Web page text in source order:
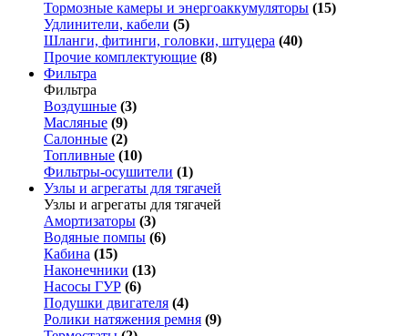
Тормозные камеры и энергоаккумуляторы (15)
Удлинители, кабели (5)
Шланги, фитинги, головки, штуцера (40)
Прочие комплектующие (8)
Фильтра
Фильтра
Воздушные (3)
Масляные (9)
Салонные (2)
Топливные (10)
Фильтры-осушители (1)
Узлы и агрегаты для тягачей
Узлы и агрегаты для тягачей
Амортизаторы (3)
Водяные помпы (6)
Кабина (15)
Наконечники (13)
Насосы ГУР (6)
Подушки двигателя (4)
Ролики натяжения ремня (9)